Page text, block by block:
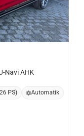
Navi AHK
PS) Automatik